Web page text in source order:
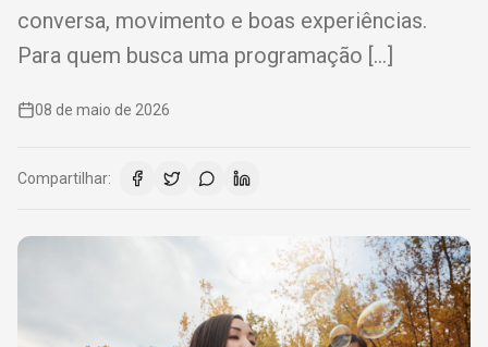
conversa, movimento e boas experiências.
Para quem busca uma programação […]
08 de maio de 2026
Compartilhar: